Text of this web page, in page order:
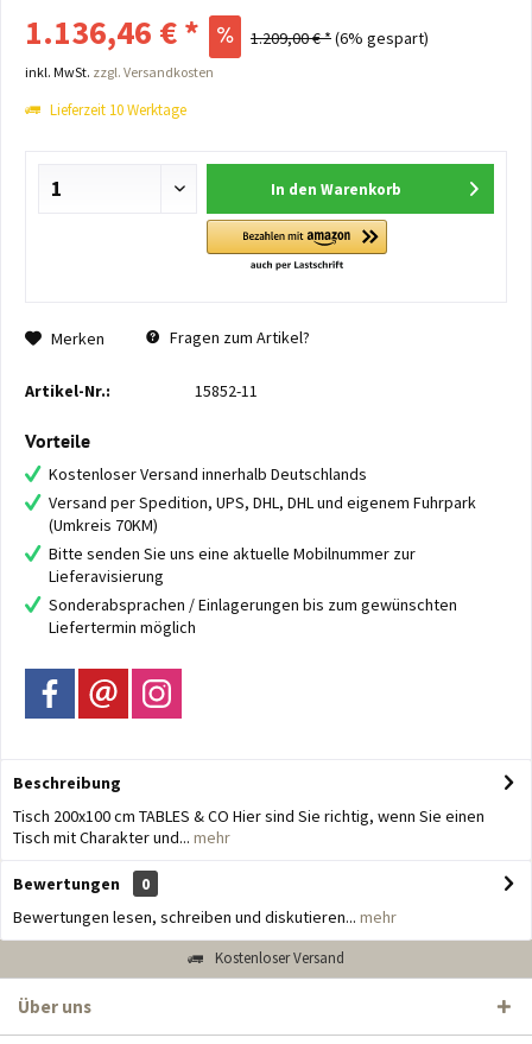
1.136,46 € * 1.209,00 € *(6% gespart)
inkl. MwSt. zzgl. Versandkosten
Lieferzeit 10 Werktage
In den Warenkorb
Merken Fragen zum Artikel?
Artikel-Nr.: 15852-11
Vorteile
Kostenloser Versand innerhalb Deutschlands
Versand per Spedition, UPS, DHL, DHL und eigenem Fuhrpark
(Umkreis 70KM)
Bitte senden Sie uns eine aktuelle Mobilnummer zur
Lieferavisierung
Sonderabsprachen / Einlagerungen bis zum gewünschten
Liefertermin möglich
Beschreibung
Tisch 200x100 cm TABLES & CO Hier sind Sie richtig, wenn Sie einen
Tisch mit Charakter und... mehr
Bewertungen
0
Bewertungen lesen, schreiben und diskutieren... mehr
Kostenloser Versand
Über uns